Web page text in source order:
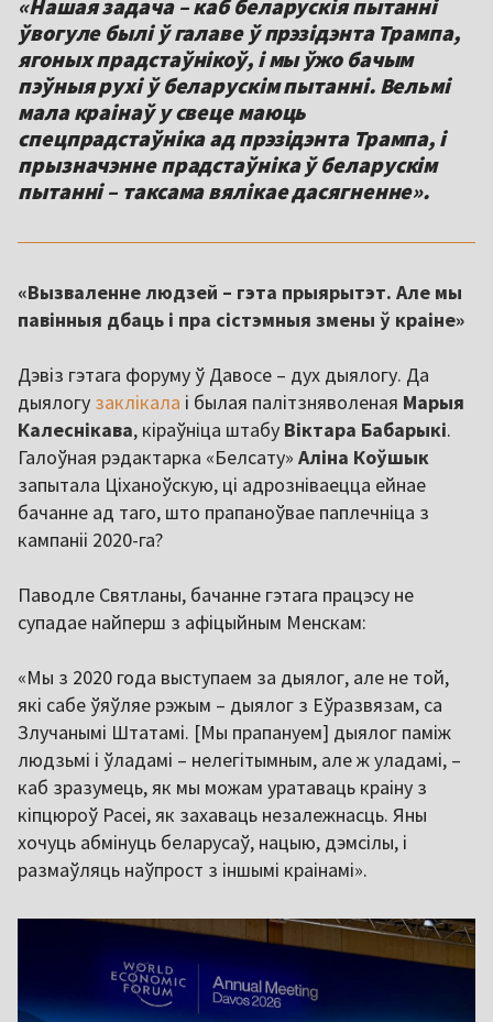
«Нашая задача – каб беларускія пытанні
ўвогуле былі ў галаве ў прэзідэнта Трампа,
ягоных прадстаўнікоў, і мы ўжо бачым
пэўныя рухі ў беларускім пытанні. Вельмі
мала краінаў у свеце маюць
спецпрадстаўніка ад прэзідэнта Трампа, і
прызначэнне прадстаўніка ў беларускім
пытанні – таксама вялікае дасягненне».
«Вызваленне людзей – гэта прыярытэт. Але мы
павінныя дбаць і пра сістэмныя змены ў краіне»
Дэвіз гэтага форуму ў Давосе – дух дыялогу. Да
дыялогу заклікала і былая палітзняволеная Марыя
Калеснікава, кіраўніца штабу Віктара Бабарыкі.
Галоўная рэдактарка «Белсату» Аліна Коўшык
запытала Ціханоўскую, ці адрозніваецца ейнае
бачанне ад таго, што прапаноўвае паплечніца з
кампаніі 2020-га?
Паводле Святланы, бачанне гэтага працэсу не
супадае найперш з афіцыйным Менскам:
«Мы з 2020 года выступаем за дыялог, але не той,
які сабе ўяўляе рэжым – дыялог з Еўразвязам, са
Злучанымі Штатамі. [Мы прапануем] дыялог паміж
людзьмі і ўладамі – нелегітымным, але ж уладамі, –
каб зразумець, як мы можам уратаваць краіну з
кіпцюроў Расеі, як захаваць незалежнасць. Яны
хочуць абмінуць беларусаў, нацыю, дэмсілы, і
размаўляць наўпрост з іншымі краінамі».